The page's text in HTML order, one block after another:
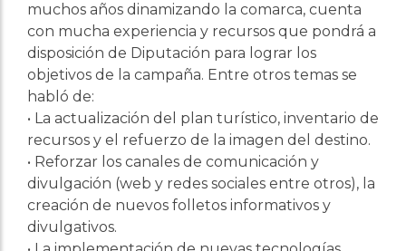
muchos años dinamizando la comarca, cuenta
con mucha experiencia y recursos que pondrá a
disposición de Diputación para lograr los
objetivos de la campaña. Entre otros temas se
habló de:
• La actualización del plan turístico, inventario de
recursos y el refuerzo de la imagen del destino.
• Reforzar los canales de comunicación y
divulgación (web y redes sociales entre otros), la
creación de nuevos folletos informativos y
divulgativos.